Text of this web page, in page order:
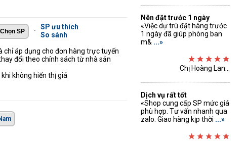
Nên đặt trước 1 ngày
«Việc dự trù đặt hàng trước
1 ngày đã giúp phòng ban
m& ...»
Chị Hoàng Lan...
Dịch vụ rất tốt
«Shop cung cấp SP mức giá
phù hợp. Tư vấn nhanh qua
zalo. Giao hàng kịp thời ...»
- SP ưu thích
So sánh
chỉ áp dụng cho đơn hàng trực tuyến
đổi theo chính sách từ nhà sản
không hiển thị giá